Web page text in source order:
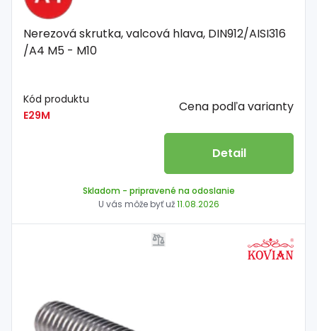
Nerezová skrutka, valcová hlava, DIN912/AISI316
/A4 M5 - M10
Kód produktu
E29M
Cena podľa varianty
Detail
Skladom - pripravené na odoslanie
U vás môže byť už11.08.2026